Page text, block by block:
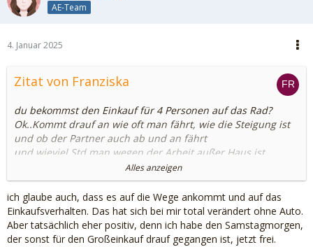
AE-Team
4. Januar 2025
Zitat von Franziska
du bekommst den Einkauf für 4 Personen auf das Rad?
Ok..Kommt drauf an wie oft man fährt, wie die Steigung ist
und ob der Partner auch ab und an fährt
und wieviel Std man wegen der Arbeit außer Haus ist
alles ist möglich , meist...
DB Navigator sagt, inzwischen hätte Zug 12Min Verspätung,
Anschlusszug erreichen könnte problematisch sein
Alles anzeigen
ich glaube auch, dass es auf die Wege ankommt und auf das
Einkaufsverhalten. Das hat sich bei mir total verändert ohne Auto.
Aber tatsächlich eher positiv, denn ich habe den Samstagmorgen,
der sonst für den Großeinkauf drauf gegangen ist, jetzt frei.